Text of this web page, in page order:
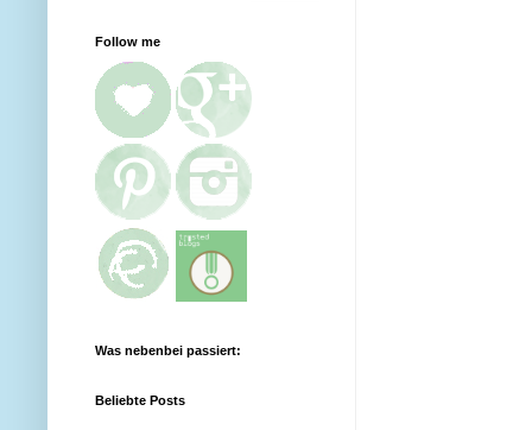
Follow me
Was nebenbei passiert:
Beliebte Posts